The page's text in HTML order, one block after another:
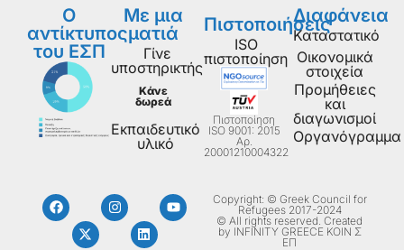
Ο
αντίκτυπος
του ΕΣΠ
Με μια
ματιά
Γίνε
υποστηρικτής
Κάνε
δωρεά
Εκπαιδευτικό
υλικό
Πιστοποιήσεις
ISO
πιστοποίηση
Πιστοποίηση
ISO 9001: 2015
Aρ.
20001210004322
Διαφάνεια
Καταστατικό
Οικονομικά
στοιχεία
Προμήθειες
και
διαγωνισμοί
Οργανόγραμμα
Copyright: © Greek Council for
Refugees 2017-2024
© All rights reserved. Created
by INFINITY GREECE ΚΟΙΝ Σ
ΕΠ